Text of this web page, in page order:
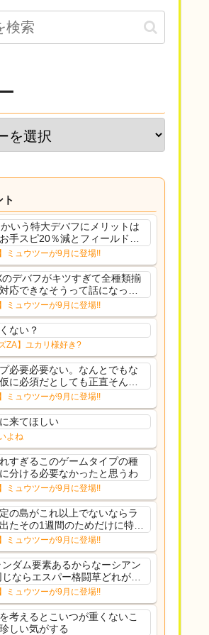
いう特大デバフにメリットは
手スピ20％減とフィールド効
アリーノーマルとか引いたら
理も作れないし終わり控えめ
ス
ミュウツーが9月に登場!!
のデバフがキツすぎて全種類揃
応できなそうって話になって
ミュウツーが9月に登場!!
ない？
ZA】ユカリ様好き?
必要必要ない。なんとでもな
に必須だとしても正直そんな
合う気は無い。運営は時間の
甘く見すぎなのよ。ポケスリ
ないやろうなと思ってる。〉
短二年後...
ミュウツーが9月に登場!!
来てほしい
よね
すぎるこのゲームタイプの種
分ける必要なかったと思うわ
ミュウツーが9月に登場!!
の島がこれ以上でないならラ
たその1週間のためだけに特定
リソース割くのなんだかむな
るわ出番がないってわけじゃ
駄ではないんだけど
ミュウツーが9月に登場!!
ンダム要素あるからなーシアン
ならエスパー格闘草どれが事
分からんから、積む必要があ
ーは使いにくくね？って思っ
ミュウツーが9月に登場!!
考えるとこいつが重くないこ
しい気がする